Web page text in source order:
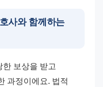
사와 함께하는
보상을 받고
과정이에요. 법적